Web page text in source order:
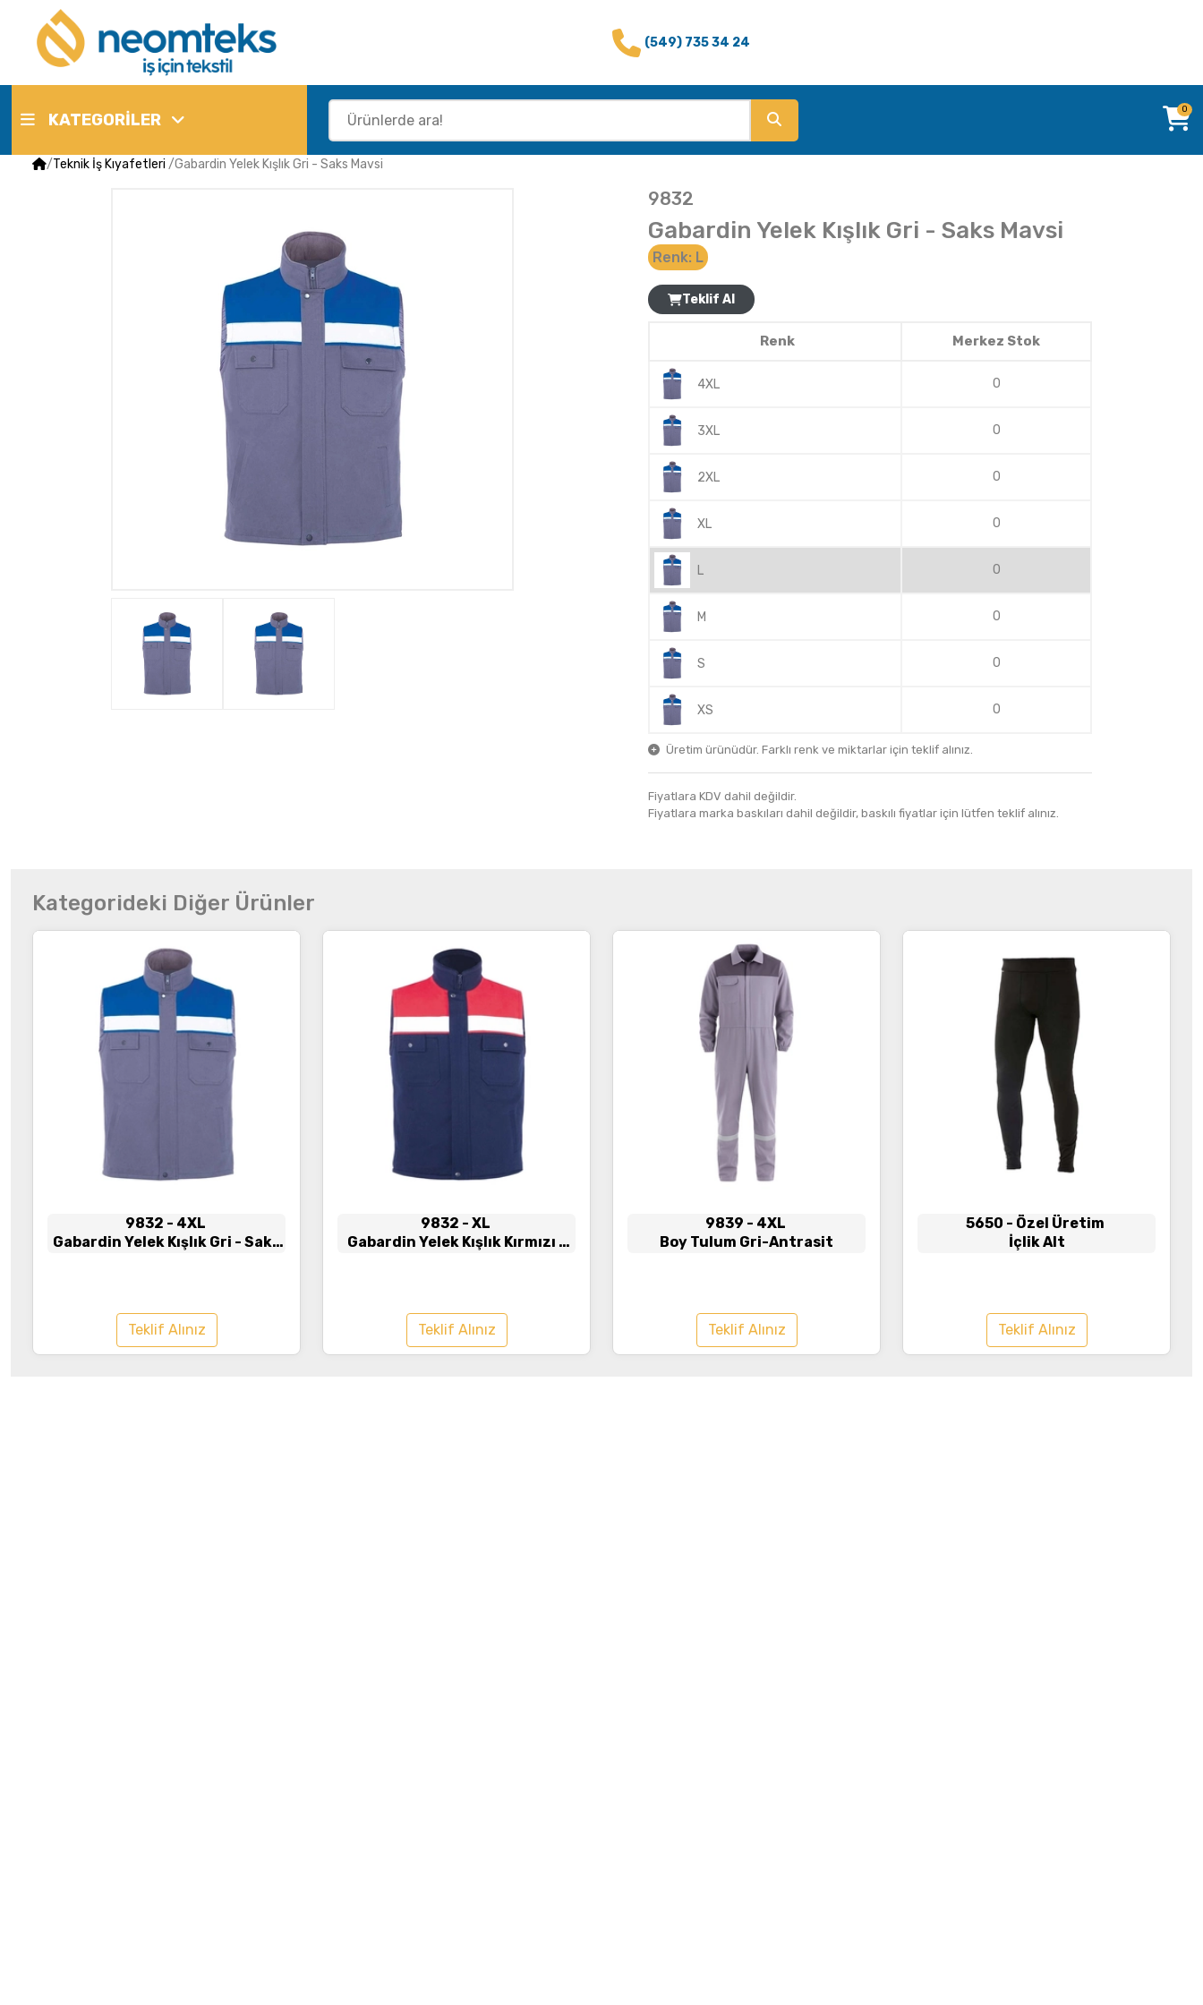
(549) 735 34 24
KATEGORİLER
0
/Teknik İş Kıyafetleri /Gabardin Yelek Kışlık Gri - Saks Mavsi
9832
Gabardin Yelek Kışlık Gri - Saks Mavsi
Renk: L
Teklif Al
Renk Merkez Stok
4XL 0
3XL 0
2XL 0
XL 0
L 0
M 0
S 0
XS 0
Üretim ürünüdür. Farklı renk ve miktarlar için teklif alınız.
Fiyatlara KDV dahil değildir.
Fiyatlara marka baskıları dahil değildir, baskılı fiyatlar için lütfen teklif alınız.
Kategorideki Diğer Ürünler
9832 - 4XL
Gabardin Yelek Kışlık Gri - Saks
Teklif Alınız
9832 - XL
Gabardin Yelek Kışlık Kırmızı -
Teklif Alınız
İncele
9839 - 4XL
Boy Tulum Gri-Antrasit
Teklif Alınız
5650 - Özel Üretim
İçlik Alt
Teklif Alınız